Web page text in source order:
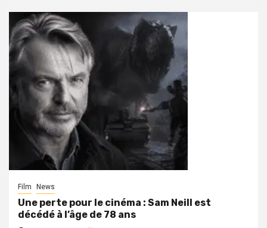
Film News
Une perte pour le cinéma : Sam Neill est
décédé à l’âge de 78 ans